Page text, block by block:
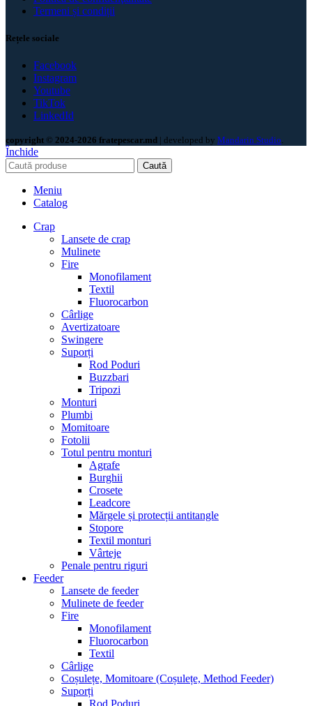
Termeni și condiții
Rețele sociale
Facebook
Instagram
Youtube
TikTok
LinkedId
copyright © 2024-2026 fratepescar.md | developed by Mandarin Studio.
Închide
Caută
Meniu
Catalog
Crap
Lansete de crap
Mulinete
Fire
Monofilament
Textil
Fluorocarbon
Cârlige
Avertizatoare
Swingere
Suporți
Rod Poduri
Buzzbari
Tripozi
Monturi
Plumbi
Momitoare
Fotolii
Totul pentru monturi
Agrafe
Burghii
Crosete
Leadcore
Mărgele și protecții antitangle
Stopore
Textil monturi
Vârteje
Penale pentru riguri
Feeder
Lansete de feeder
Mulinete de feeder
Fire
Monofilament
Fluorocarbon
Textil
Cârlige
Coșulețe, Momitoare (Coșulețe, Method Feeder)
Suporți